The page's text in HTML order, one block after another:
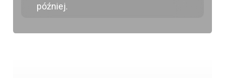
później.